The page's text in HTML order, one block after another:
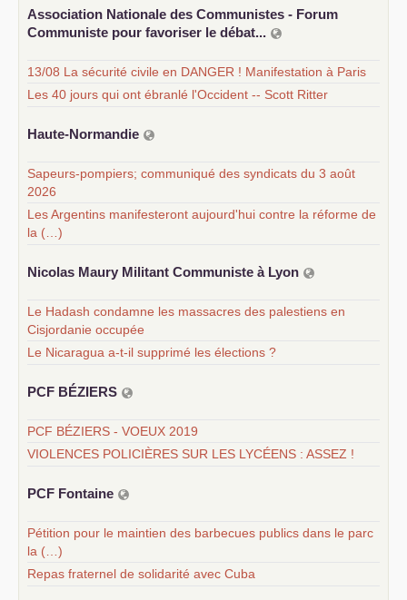
Association Nationale des Communistes - Forum
Communiste pour favoriser le débat...
13/08 La sécurité civile en DANGER ! Manifestation à Paris
Les 40 jours qui ont ébranlé l'Occident -- Scott Ritter
Haute-Normandie
Sapeurs-pompiers; communiqué des syndicats du 3 août
2026
Les Argentins manifesteront aujourd'hui contre la réforme de
la (…)
Nicolas Maury Militant Communiste à Lyon
Le Hadash condamne les massacres des palestiens en
Cisjordanie occupée
Le Nicaragua a-t-il supprimé les élections ?
PCF BÉZIERS
PCF BÉZIERS - VOEUX 2019
VIOLENCES POLICIÈRES SUR LES LYCÉENS : ASSEZ !
PCF Fontaine
Pétition pour le maintien des barbecues publics dans le parc
la (…)
Repas fraternel de solidarité avec Cuba